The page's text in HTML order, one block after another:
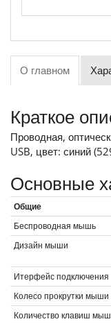
О главном
Краткое
Проводная,
USB, цвет: синий
Основные
Общие
Беспроводная мышь
Дизайн мыши
Итерфейс
Колесо прокрутки мыши
Количество клавиш